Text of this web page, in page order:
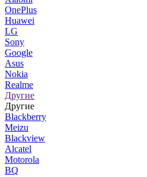
OnePlus
Huawei
LG
Sony
Google
Asus
Nokia
Realme
Другие
Другие
Blackberry
Meizu
Blackview
Alcatel
Motorola
BQ